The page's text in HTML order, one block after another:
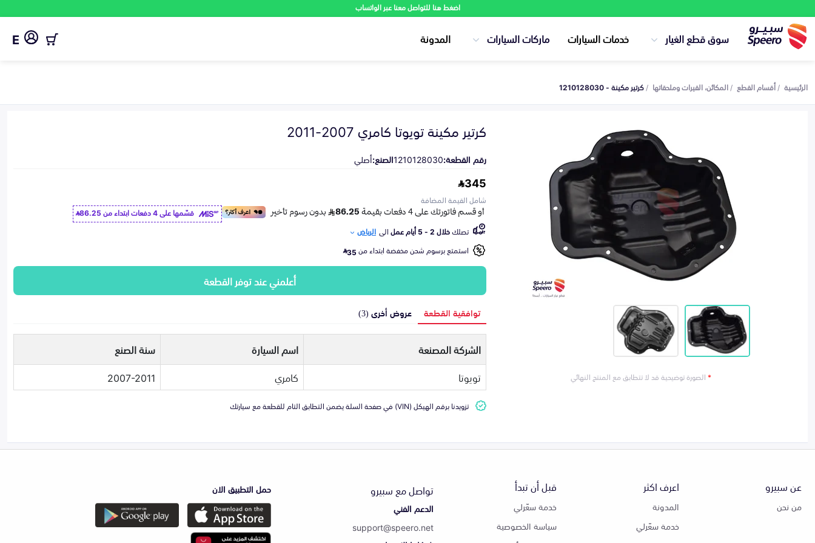
اضغط هنا للتواصل معنا عبر الواتساب
سوق قطع الغيار خدمات السيارات ماركات السيارات المدونة E
الرئيسية أقسام القطع المكائن، القيرات وملحقاتها كرتير مكينة - 1210128030
*الصورة توضيحية قد لا تتطابق مع المنتج النهائي
كرتير مكينة تويوتا كامري 2007-2011
رقم القطعة:1210128030الصنع:أصلي
345
شامل القيمة المضافة
قسّمها على 4 دفعات ابتداء من
86.25
تصلكخلال 2 - 5 أيام عمل الى الرياض
استمتع برسوم شحن مخفضة ابتداء من35
أعلمني عند توفر القطعة
توافقية القطعة عروض أخرى (3)
الشركة المصنعة اسم السيارة
سنة الصنع
تويوتا
كامري 2007-2011
تزويدنا برقم الهيكل (VIN) في صفحة السلة يضمن التطابق التام للقطعة مع سيارتك
عن سبيرو
من نحن
اعرف اكثر
المدونة
خدمة سعّرلي
قبل أن تبدأ
خدمة سعّرلي
سياسة الخصوصية
تواصل مع سبيرو
الدعم الفني
support@speero.net
حمل التطبيق الان